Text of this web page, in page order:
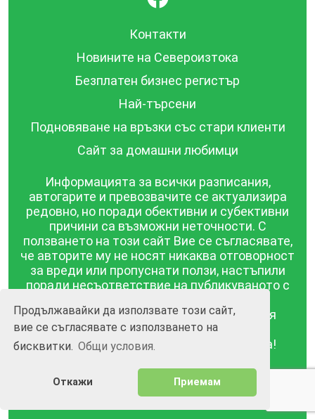
Продължавайки да използвате този сайт,
вие се съгласявате с използването на
бисквитки. Общи условия.
Откажи Приемам
Контакти
Новините на Североизтока
Безплатен бизнес регистър
Най-търсени
Подновяване на връзки със стари клиенти
Сайт за домашни любимци
Информацията за всички разписания,
автогарите и превозвачите се актуализира
редовно, но поради обективни и субективни
причини са възможни неточности. С
ползването на този сайт Вие се съгласявате,
че авторите му не носят никаква отговорност
за вреди или пропуснати ползи, настъпили
поради несъответствие на публикуваното с
публикувана в този сайт се предоставя
такава каквато е, без гаранция за
съответствието ѝ с действителността!
BGrazpisanie.com © 2008 - 2026, Всички права
Изработка на уебсайт и софтуер